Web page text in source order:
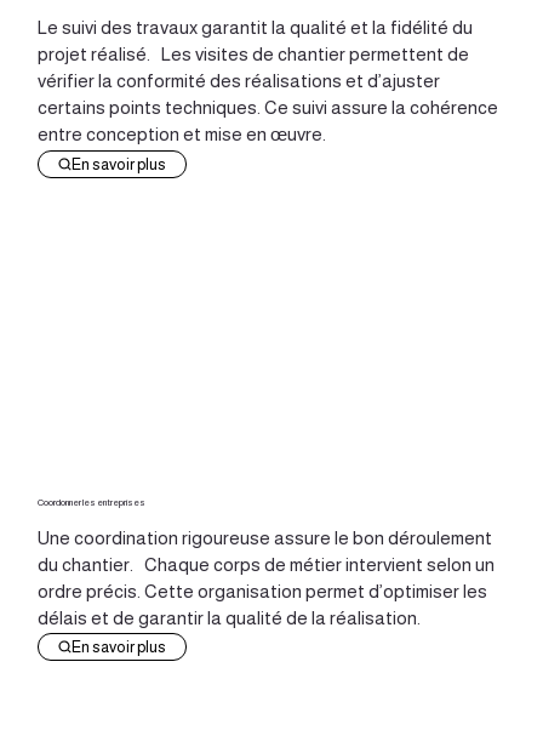
Le suivi des travaux garantit la qualité et la fidélité du
projet réalisé. Les visites de chantier permettent de
vérifier la conformité des réalisations et d’ajuster
certains points techniques. Ce suivi assure la cohérence
entre conception et mise en œuvre.
En savoir plus
Coordonner les entreprises
Une coordination rigoureuse assure le bon déroulement
du chantier. Chaque corps de métier intervient selon un
ordre précis. Cette organisation permet d’optimiser les
délais et de garantir la qualité de la réalisation.
En savoir plus